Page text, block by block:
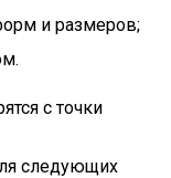
и размеров;
с точки
следующих